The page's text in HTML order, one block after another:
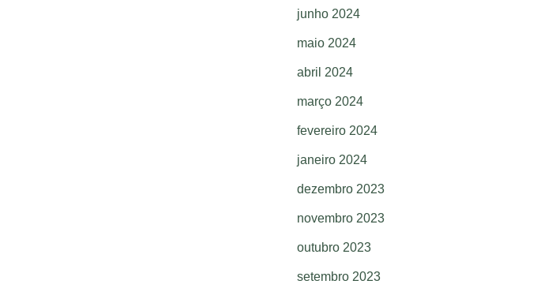
junho 2024
maio 2024
abril 2024
março 2024
fevereiro 2024
janeiro 2024
dezembro 2023
novembro 2023
outubro 2023
setembro 2023